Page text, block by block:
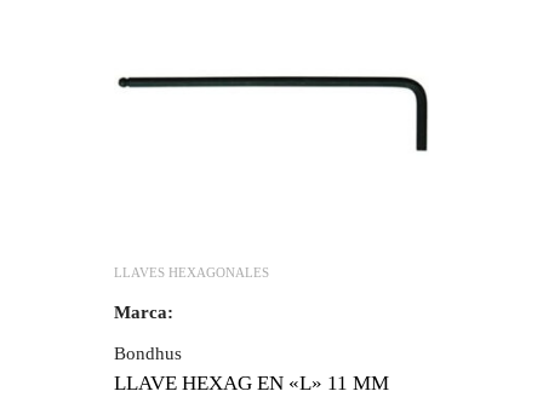
LLAVES HEXAGONALES
Marca:
Bondhus
LLAVE HEXAG EN «L» 11 MM